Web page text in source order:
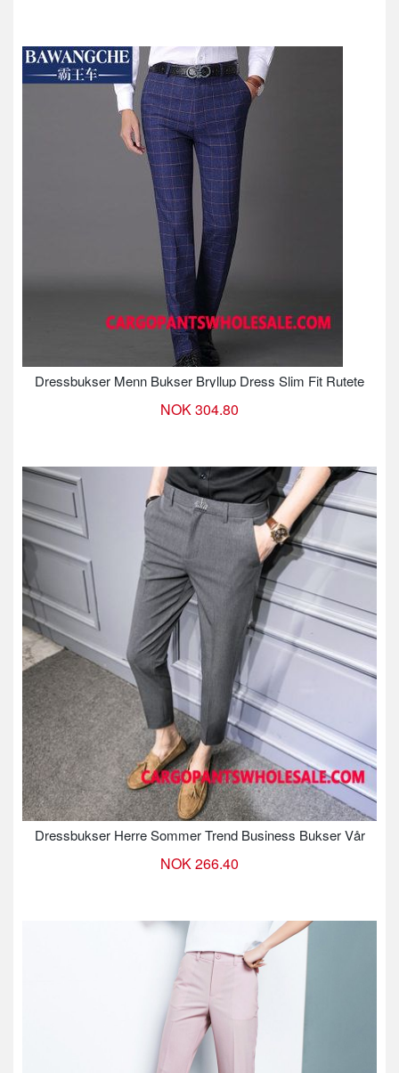
Dressbukser Menn Bukser Bryllup Dress Slim Fit Rutete
NOK 304.80
Dressbukser Herre Sommer Trend Business Bukser Vår
NOK 266.40